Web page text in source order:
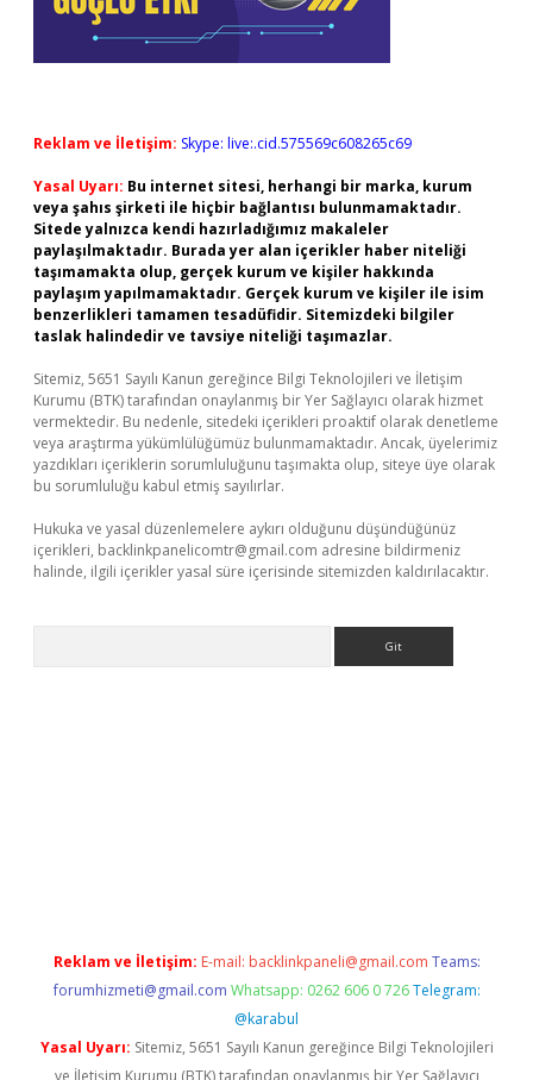
Reklam ve İletişim: Skype: live:.cid.575569c608265c69
Yasal Uyarı: Bu internet sitesi, herhangi bir marka, kurum
veya şahıs şirketi ile hiçbir bağlantısı bulunmamaktadır.
Sitede yalnızca kendi hazırladığımız makaleler
paylaşılmaktadır. Burada yer alan içerikler haber niteliği
taşımamakta olup, gerçek kurum ve kişiler hakkında
paylaşım yapılmamaktadır. Gerçek kurum ve kişiler ile isim
benzerlikleri tamamen tesadüfidir. Sitemizdeki bilgiler
taslak halindedir ve tavsiye niteliği taşımazlar.
Sitemiz, 5651 Sayılı Kanun gereğince Bilgi Teknolojileri ve İletişim
Kurumu (BTK) tarafından onaylanmış bir Yer Sağlayıcı olarak hizmet
vermektedir. Bu nedenle, sitedeki içerikleri proaktif olarak denetleme
veya araştırma yükümlülüğümüz bulunmamaktadır. Ancak, üyelerimiz
yazdıkları içeriklerin sorumluluğunu taşımakta olup, siteye üye olarak
bu sorumluluğu kabul etmiş sayılırlar.
Hukuka ve yasal düzenlemelere aykırı olduğunu düşündüğünüz
içerikleri, backlinkpanelicomtr@gmail.com adresine bildirmeniz
halinde, ilgili içerikler yasal süre içerisinde sitemizden kaldırılacaktır.
Reklam ve İletişim: E-mail: backlinkpaneli@gmail.com Teams:
forumhizmeti@gmail.com Whatsapp: 0262 606 0 726 Telegram:
@karabul
Yasal Uyarı: Sitemiz, 5651 Sayılı Kanun gereğince Bilgi Teknolojileri
ve İletişim Kurumu (BTK) tarafından onaylanmış bir Yer Sağlayıcı